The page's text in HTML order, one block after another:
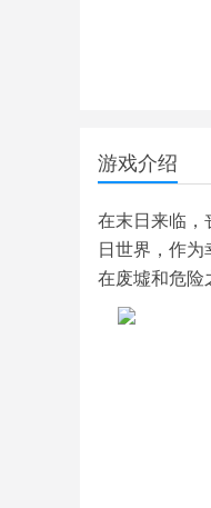
游戏介绍
在末日来临，
日世界，作
在废墟和危险